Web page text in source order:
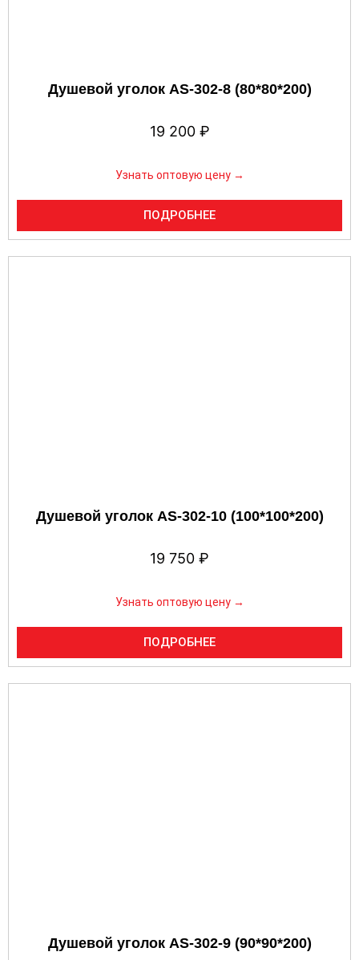
Душевой уголок AS-302-8 (80*80*200)
19 200 ₽
Узнать оптовую цену →
ПОДРОБНЕЕ
Душевой уголок AS-302-10 (100*100*200)
19 750 ₽
Узнать оптовую цену →
ПОДРОБНЕЕ
Душевой уголок AS-302-9 (90*90*200)